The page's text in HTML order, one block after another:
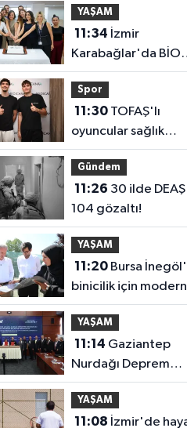
YAŞAM
11:34
Karabağlar'da BİO
fark yarattı
Spor
11:30
oyuncular sağlık
kontrolünden geçti
Gündem
11:26
104 gözaltı!
YAŞAM
11:20
binicilik için modern
manejler yapılıyor
YAŞAM
11:14
Nurdağı Deprem
Müzesi ve Afet
Farkındalık Merkezi
için iş birliği
YAŞAM
11:08